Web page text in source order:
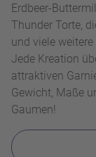
Erdbeer-
Thunder Torte,
und viele
Jede Kreation
attraktiven
Gewicht, Maße
Gaumen!